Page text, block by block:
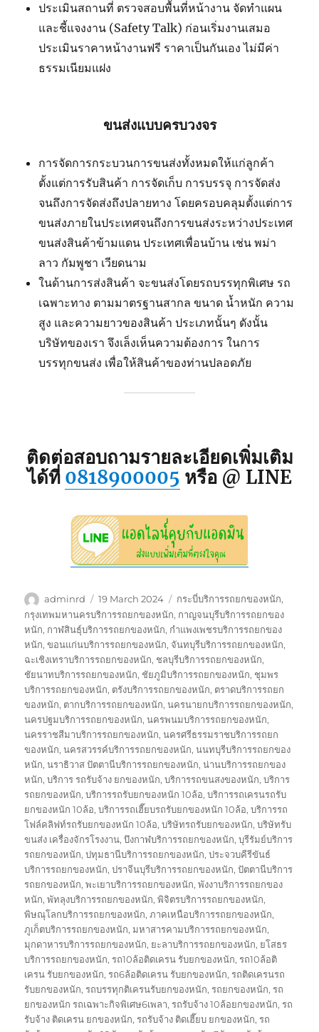
ประเมินสถานที่ ตรวจสอบพื้นที่หน้างาน จัดทำแผน
และชี้แจงงาน (Safety Talk) ก่อนเริ่มงานเสมอ
ประเมินราคาหน้างานฟรี ราคาเป็นกันเอง ไม่มีค่า
ธรรมเนียมแฝง
ขนส่งแบบครบวงจร
การจัดการกระบวนการขนส่งทั้งหมดให้แก่ลูกค้า
ตั้งแต่การรับสินค้า การจัดเก็บ การบรรจุ การจัดส่ง
จนถึงการจัดส่งถึงปลายทาง โดยครอบคลุมตั้งแต่การ
ขนส่งภายในประเทศจนถึงการขนส่งระหว่างประเทศ
ขนส่งสินค้าข้ามแดน ประเทศเพื่อนบ้าน เช่น พม่า
ลาว กัมพูชา เวียดนาม
ในด้านการส่งสินค้า จะขนส่งโดยรถบรรทุกพิเศษ รถ
เฉพาะทาง ตามมาตรฐานสากล ขนาด น้ำหนัก ความ
สูง และความยาวของสินค้า ประเภทนั้นๆ ดังนั้น
บริษัทของเรา จึงเล็งเห็นความต้องการ ในการ
บรรทุกขนส่ง เพื่อให้สินค้าของท่านปลอดภัย
ติดต่อสอบถามรายละเอียดเพิ่มเติม
ได้ที่ 0818900005 หรือ @ LINE
Author
adminrd
Posted
on
19 March 2024 Tags
กระบี่บริการรถยกของหนัก,
กรุงเทพมหานครบริการรถยกของหนัก, กาญจนบุรีบริการรถยกของ
หนัก, กาฬสินธุ์บริการรถยกของหนัก, กำแพงเพชรบริการรถยกของ
หนัก,ขอนแก่นบริการรถยกของหนัก, จันทบุรีบริการรถยกของหนัก,
ฉะเชิงเทราบริการรถยกของหนัก, ชลบุรีบริการรถยกของหนัก,
ชัยนาทบริการรถยกของหนัก, ชัยภูมิบริการรถยกของหนัก, ชุมพร
บริการรถยกของหนัก, ตรังบริการรถยกของหนัก, ตราดบริการรถยก
ของหนัก, ตากบริการรถยกของหนัก,นครนายกบริการรถยกของหนัก,
นครปฐมบริการรถยกของหนัก,นครพนมบริการรถยกของหนัก,
นครราชสีมาบริการรถยกของหนัก,นครศรีธรรมราชบริการรถยก
ของหนัก,นครสวรรค์บริการรถยกของหนัก,นนทบุรีบริการรถยกของ
หนัก,นราธิวาส ปัตตานีบริการรถยกของหนัก,น่านบริการรถยกของ
หนัก,บริการ รถรับจ้าง ยกของหนัก,บริการรถขนสงของหนัก,บริการ
รถยกของหนัก,บริการรถรับยกของหนัก 10ล้อ,บริการรถเครนรถรับ
ยกของหนัก 10ล้อ,บริการรถเฮี๊ยบรถรับยกของหนัก 10ล้อ,บริการรถ
โฟล์คลิฟท์รถรับยกของหนัก 10ล้อ,บริษัทรถรับยกของหนัก,บริษัทรับ
ขนส่ง เครื่องจักรโรงงาน,บึงกาฬบริการรถยกของหนัก,บุรีรัมย์บริการ
รถยกของหนัก,ปทุมธานีบริการรถยกของหนัก,ประจวบคีรีขันธ์
บริการรถยกของหนัก,ปราจีนบุรีบริการรถยกของหนัก,ปัตตานีบริการ
รถยกของหนัก,พะเยาบริการรถยกของหนัก,พังงาบริการรถยกของ
หนัก,พัทลุงบริการรถยกของหนัก,พิจิตรบริการรถยกของหนัก,
พิษณุโลกบริการรถยกของหนัก,ภาคเหนือบริการรถยกของหนัก,
ภูเก็ตบริการรถยกของหนัก,มหาสารคามบริการรถยกของหนัก,
มุกดาหารบริการรถยกของหนัก, ยะลาบริการรถยกของหนัก, ยโสธร
บริการรถยกของหนัก,รถ10ล้อติดเครน รับยกของหนัก,รถ10ล้อติ
เครน รับยกของหนัก,รถ6ล้อติดเครน รับยกของหนัก,รถติดเครนรถ
รับยกของหนัก,รถบรรทุกติเครนรับยกของหนัก,รถยกของหนัก,รถ
ยกของหนัก รถเฉพาะกิจพิเศษ6เพลา,รถรับจ้าง 10ล้อยกของหนัก,รถ
รับจ้าง ติดเครน ยกของหนัก,รถรับจ้าง ติดเฮี๊ยบ ยกของหนัก,รถ